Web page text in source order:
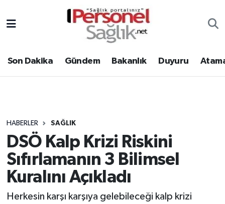
Son Dakika Gündem Bakanlık Duyuru
HABERLER SAĞLIK
DSÖ Kalp Krizi Riskini
Sıfırlamanın 3 Bilimsel
Kuralını Açıkladı
Herkesin karşı karşıya gelebileceği kalp krizi
Gündem
Atamalar
Mevzuat
Sendika
Nöbetçi Eczaneler
Hava Durumu
Tüm Manşetler
Son Dakika Haberleri
Haber Arşivi